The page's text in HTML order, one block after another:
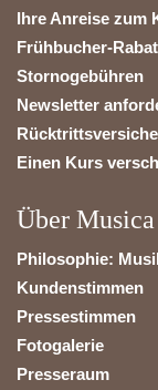
Ihre Anreise zum
Frühbucher-
Stornogebühren
Newsletter
Einen Kurs
Über
Philosophie:
Kundenstimmen
Pressestimmen
Fotogalerie
Presseraum